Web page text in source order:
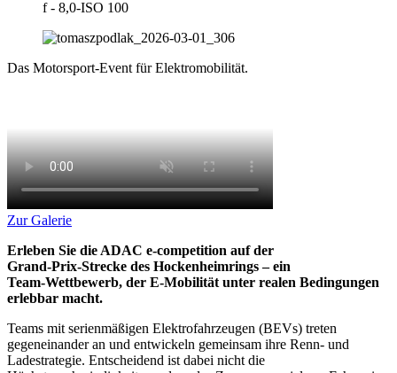
Das Motorsport-Event für Elektromobilität.
Zur Galerie
Erleben Sie die ADAC e‑competition auf der
Grand‑Prix‑Strecke des Hockenheimrings – ein
Team‑Wettbewerb, der E-Mobilität unter realen Bedingungen
erlebbar macht.
Teams mit serienmäßigen Elektrofahrzeugen (BEVs) treten
gegeneinander an und entwickeln gemeinsam ihre Renn‑ und
Ladestrategie. Entscheidend ist dabei nicht die